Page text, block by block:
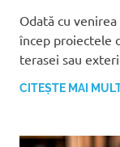
Odată cu
încep proiectele
terasei sau
CITEȘTE MAI